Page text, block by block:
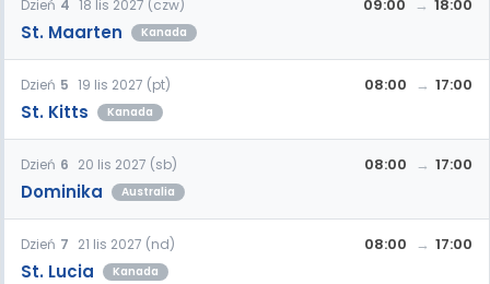
Dzień 4 18 lis 2027 (czw)
St. Maarten Kanada
09:00 18:00
Dzień 5 19 lis 2027 (pt)
St. Kitts Kanada
08:00 17:00
Dzień 6 20 lis 2027 (sb)
Dominika Australia
08:00 17:00
Dzień 7 21 lis 2027 (nd)
St. Lucia Kanada
08:00 17:00